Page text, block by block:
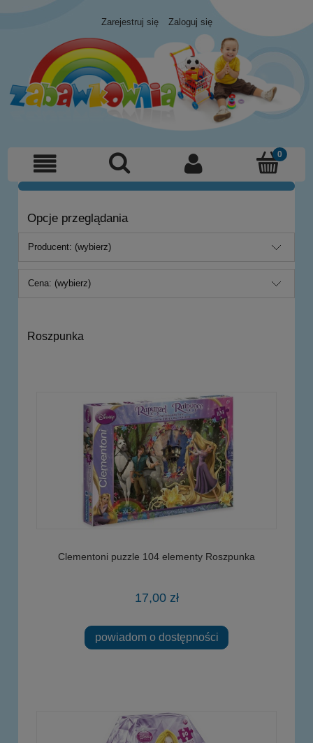
Zarejestruj się Zaloguj się
Opcje przeglądania
Producent: (wybierz)
Cena: (wybierz)
Roszpunka
Clementoni puzzle 104 elementy Roszpunka
17,00 zł
powiadom o dostępności